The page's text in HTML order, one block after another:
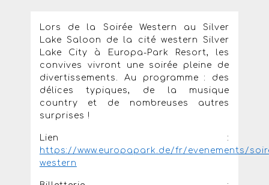
Lors de la Soirée Western au Silver
Lake Saloon de la cité western Silver
Lake City à Europa-Park Resort, les
convives vivront une soirée pleine de
divertissements. Au programme : des
délices typiques, de la musique
country et de nombreuses autres
surprises !
Lien :
https://www.europapark.de/fr/evenements/
western